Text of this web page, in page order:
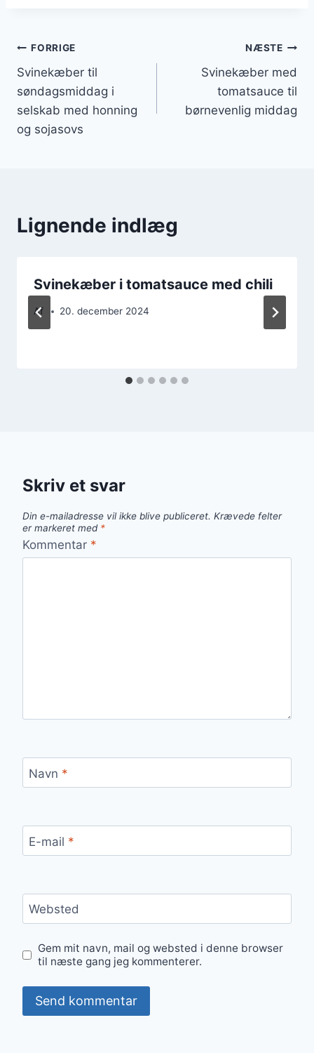
Indlægsnavigation
FORRIGE
Svinekæber til
søndagsmiddag i
selskab med honning
og sojasovs
NÆSTE
Svinekæber med
tomatsauce til
børnevenlig middag
Lignende indlæg
Svinekæber i tomatsauce med chili
Af 20. december 2024
Skriv et svar
Din e-mailadresse vil ikke blive publiceret. Krævede felter
er markeret med *
Kommentar *
Navn *
E-mail *
Websted
Gem mit navn, mail og websted i denne browser
til næste gang jeg kommenterer.